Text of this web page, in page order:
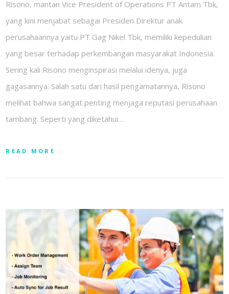
Risono, mantan Vice President of Operations PT Antam Tbk,
yang kini menjabat sebagai Presiden Direktur anak
perusahaannya yaitu PT Gag Nikel Tbk, memiliki kepedulian
yang besar terhadap perkembangan masyarakat Indonesia.
Sering kali Risono menginspirasi melalui idenya, juga
gagasannya. Salah satu dari hasil pengamatannya, Risono
melihat bahwa sangat penting menjaga reputasi perusahaan
tambang. Seperti yang diketahui…
READ MORE